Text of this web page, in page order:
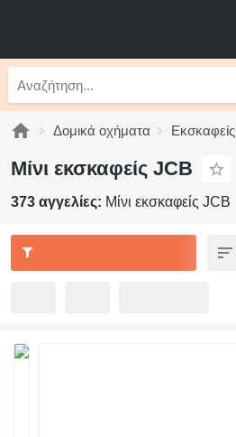
Δομικά οχήματα Εκσκαφείς
Μίνι εκσκαφείς JCB
373 αγγελίες: Μίνι εκσκαφείς JCB